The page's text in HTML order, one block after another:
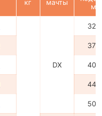
кг
мачты
мм
DX